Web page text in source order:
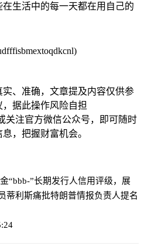
生活中的每一天都在用自己的
、准确，文章提及内容仅供参
据此操作风险自担
关注官方微信公众号，即可随时
，把握财富机会。
“bbb-”长期发行人信用评级，展
蒂利斯痛批特朗普情报负责人提名